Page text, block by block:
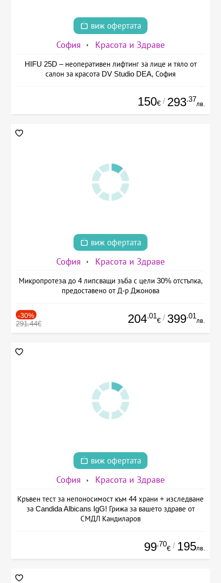
виж офертата
София Красота и Здраве
HIFU 25D – неоперативен лифтинг за лице и тяло от
салон за красота DV Studio DEA, София
150€ / 293.37
лв.
виж офертата
София Красота и Здраве
Микропротезa до 4 липсващи зъба с цели 30% отстъпка,
предоставено от Д-р Джонова
-30%
291.44€ 204.01
€ / 399.01
лв.
виж офертата
София Красота и Здраве
Кръвен тест за непоносимост към 44 храни + изследване
за Candida Albicans IgG! Грижа за вашето здраве от
СМДЛ Кандиларов
99.70
€ / 195лв.